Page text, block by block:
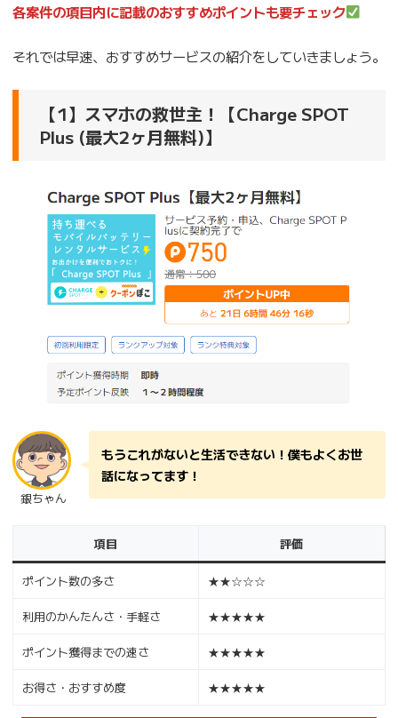
各案件の項目内に記載のおすすめポイントも要チェック
それでは早速、おすすめサービスの紹介をしていきましょう。
【1】スマホの救世主！【Charge SPOT
Plus (最大2ヶ月無料)】
銀ちゃん
もうこれがないと生活できない！僕もよくお世
話になってます！
項目 評価
ポイント数の多さ ★★☆☆☆
利用のかんたんさ・手軽さ ★★★★★
ポイント獲得までの速さ ★★★★★
お得さ・おすすめ度 ★★★★★